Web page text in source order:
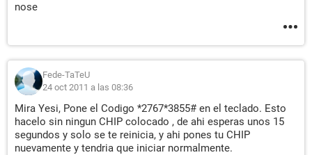
nose
Fede-TaTeU
24 oct 2011 a las 08:36
Mira Yesi, Pone el Codigo *2767*3855# en el teclado. Esto
hacelo sin ningun CHIP colocado , de ahi esperas unos 15
segundos y solo se te reinicia, y ahi pones tu CHIP
nuevamente y tendria que iniciar normalmente.